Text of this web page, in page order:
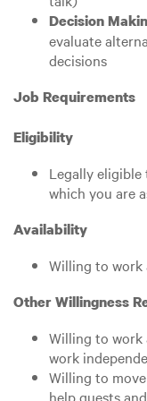
Decision
evaluate
decisions
Job Requirements
Eligibility
Legally
which you are
Availability
Willing to work
Other Willingness
Willing to work
work
Willing to
help guests